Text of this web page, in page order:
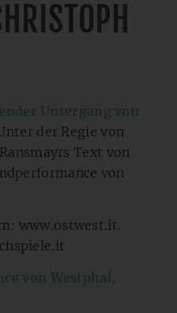
Untergang von
der Regie von
Ransmayrs Text von
von
www.ostwest.it.
von Westphal,